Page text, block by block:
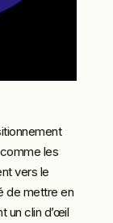
les
vers le
de mettre en
un clin d’œil